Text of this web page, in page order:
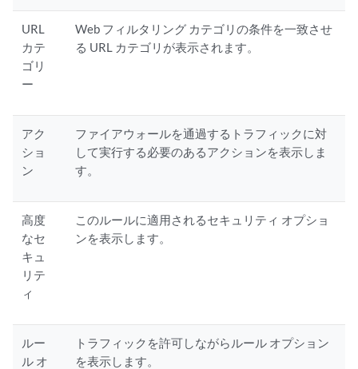
URL
カテ
ゴリ
ー
Web フィルタリング カテゴリの条件を一致させ
る URL カテゴリが表示されます。
アク
ショ
ン
ファイアウォールを通過するトラフィックに対
して実行する必要のあるアクションを表示しま
す。
高度
なセ
キュ
リテ
ィ
このルールに適用されるセキュリティ オプショ
ンを表示します。
ルー
ル オ
トラフィックを許可しながらルール オプション
を表示します。